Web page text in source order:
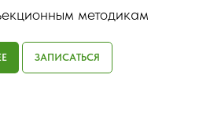
методикам
ЗАПИСАТЬСЯ